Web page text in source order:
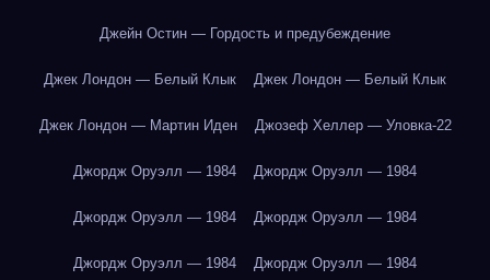
Джейн Остин — Гордость и предубеждение
Джек Лондон — Белый Клык Джек Лондон — Белый Клык
Джек Лондон — Мартин Иден Джозеф Хеллер — Уловка-22
Джордж Оруэлл — 1984 Джордж Оруэлл — 1984
Джордж Оруэлл — 1984 Джордж Оруэлл — 1984
Джордж Оруэлл — 1984 Джордж Оруэлл — 1984